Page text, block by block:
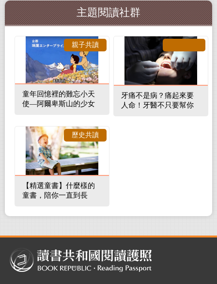
主題閱讀社群
童年回憶裡的難忘小天
使—阿爾卑斯山的少女
親子共讀
牙痛不是病？痛起來要
人命！牙醫不只要幫你
【精選童書】什麼樣的
童書，陪你一直到長
歷史共讀